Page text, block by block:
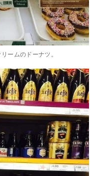
ームのドーナツ。